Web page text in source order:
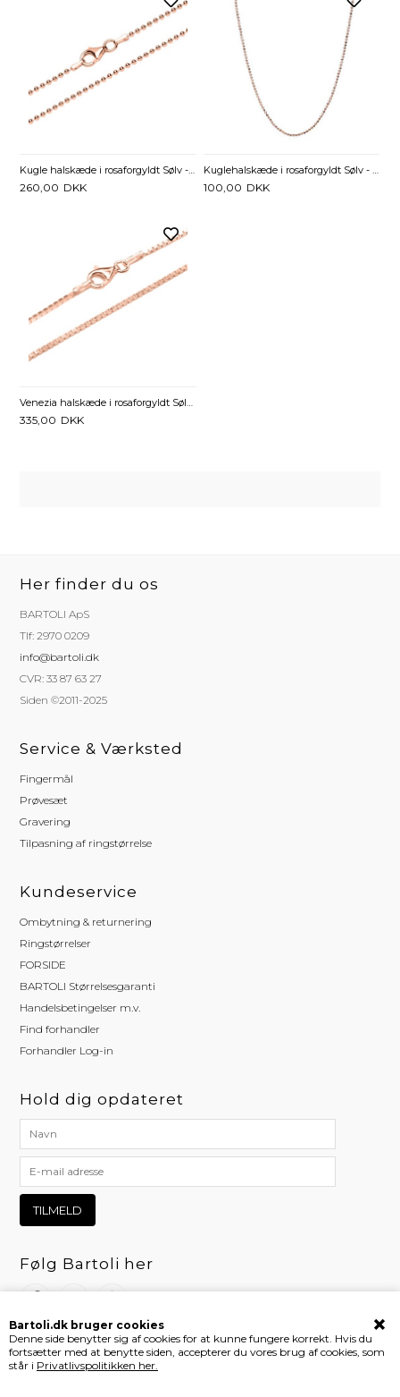
Bartoli.dk bruger cookies
Denne side benytter sig af cookies for at kunne fungere korrekt. Hvis du
fortsætter med at benytte siden, accepterer du vores brug af cookies, som
står i Privatlivspolitikken her.
260,00 DKK 100,00 DKK
Venezia halskæde i rosaforgyldt Sølv - 1,2 mm fra 40 cm
335,00 DKK
Her finder du os
BARTOLI ApS
Tlf: 2970 0209
info@bartoli.dk
CVR: 33 87 63 27
Siden ©2011-2025
Service & Værksted
Fingermål
Prøvesæt
Gravering
Tilpasning af ringstørrelse
Kundeservice
Ombytning & returnering
Ringstørrelser
FORSIDE
BARTOLI Størrelsesgaranti
Handelsbetingelser m.v.
Find forhandler
Forhandler Log-in
Hold dig opdateret
Følg Bartoli her